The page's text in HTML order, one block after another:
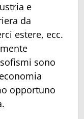
e
da
estere, ecc.
sono
opportuno